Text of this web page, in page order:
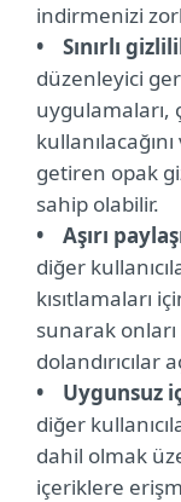
indirmenizi
• Sınırlı
düzenleyici
uygulamaları,
getiren opak
sahip olabilir.
• Aşırı
diğer
kısıtlamaları
sunarak onları
dolandırıcılar
• Uygunsuz
diğer
dahil olmak
içeriklere